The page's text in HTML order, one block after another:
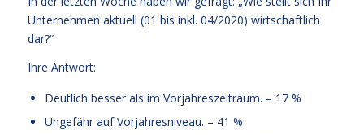
Unternehmen aktuell (01 bis inkl. 04/2020) wirtschaftlich
dar?“
Ihre Antwort:
Deutlich besser als im Vorjahreszeitraum. – 17 %
Ungefähr auf Vorjahresniveau. – 41 %